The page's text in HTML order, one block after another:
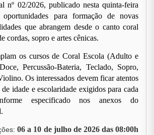
nº 02/2026, publicado nesta quinta-feira
para formação de novas
que abrangem desde o canto coral
cordas, sopro e artes cênicas.
os cursos de Coral Escola (Adulto e
Percussão-Bateria, Teclado, Sopro,
Os interessados devem ficar atentos
idade e escolaridade exigidos para cada
especificado nos anexos do
06 a 10 de julho de 2026 das 08:00h